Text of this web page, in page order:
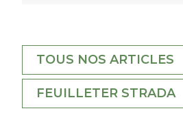
TOUS NOS ARTICLES
FEUILLETER STRADA